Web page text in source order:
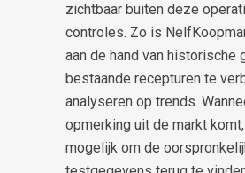
zichtbaar buiten deze
controles. Zo is
aan de hand van historische
bestaande recepturen te
analyseren op trends.
opmerking uit de markt
mogelijk om de